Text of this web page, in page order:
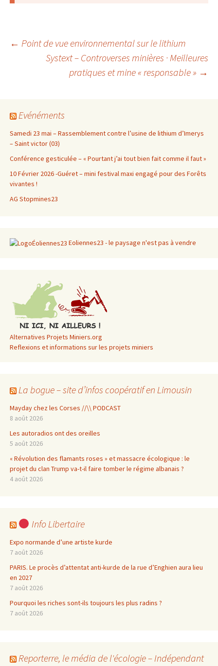
Navigation
articles
← Point de vue environnemental sur le lithium
Systext – Controverses minières · Meilleures
pratiques et mine « responsable » →
Evénéments
Samedi 23 mai – Rassemblement contre l’usine de lithium d’Imerys
– Saint victor (03)
Conférence gesticulée – « Pourtant j’ai tout bien fait comme il faut »
10 Février 2026 -Guéret – mini festival maxi engagé pour des Forêts
vivantes !
AG Stopmines23
Eoliennes23 - le paysage n'est pas à vendre
Alternatives Projets Miniers.org
Reflexions et informations sur les projets miniers
La bogue – site d’infos coopératif en Limousin
Mayday chez les Corses //\\ PODCAST
8 août 2026
Les autoradios ont des oreilles
5 août 2026
« Révolution des flamants roses » et massacre écologique : le
projet du clan Trump va-t-il faire tomber le régime albanais ?
4 août 2026
Info Libertaire
Expo normande d’une artiste kurde
7 août 2026
PARIS. Le procès d’attentat anti-kurde de la rue d’Enghien aura lieu
en 2027
7 août 2026
Pourquoi les riches sont-ils toujours les plus radins ?
7 août 2026
Reporterre, le média de l'écologie – Indépendant